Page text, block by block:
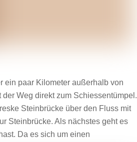
ein paar Kilometer außerhalb von
Weg direkt zum Schiessentümpel.
Steinbrücke über den Fluss mit
Steinbrücke. Als nächstes geht es
Da es sich um einen